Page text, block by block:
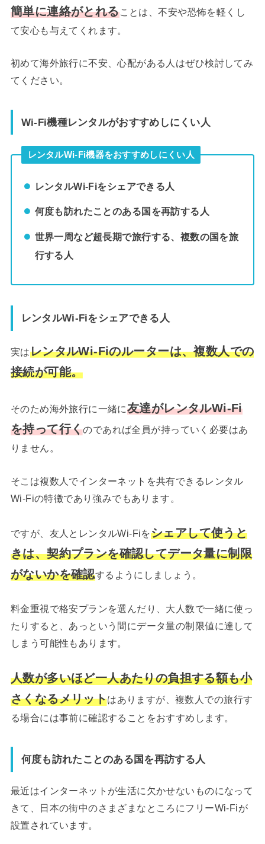
簡単に連絡がとれることは、不安や恐怖を軽くし
て安心も与えてくれます。
初めて海外旅行に不安、心配がある人はぜひ検討してみ
てください。
Wi-Fi機種レンタルがおすすめしにくい人
レンタルWi-Fi機器をおすすめしにくい人
レンタルWi-Fiをシェアできる人
何度も訪れたことのある国を再訪する人
世界一周など超長期で旅行する、複数の国を旅
行する人
レンタルWi-Fiをシェアできる人
実はレンタルWi-Fiのルーターは、複数人での
接続が可能。
そのため海外旅行に一緒に友達がレンタルWi-Fi
を持って行くのであれば全員が持っていく必要はあ
りません。
そこは複数人でインターネットを共有できるレンタル
Wi-Fiの特徴であり強みでもあります。
ですが、友人とレンタルWi-Fiをシェアして使うと
きは、契約プランを確認してデータ量に制限
がないかを確認するようにしましょう。
料金重視で格安プランを選んだり、大人数で一緒に使っ
たりすると、あっという間にデータ量の制限値に達して
しまう可能性もあります。
人数が多いほど一人あたりの負担する額も小
さくなるメリットはありますが、複数人での旅行す
る場合には事前に確認することをおすすめします。
何度も訪れたことのある国を再訪する人
最近はインターネットが生活に欠かせないものになって
きて、日本の街中のさまざまなところにフリーWi-Fiが
設置されています。